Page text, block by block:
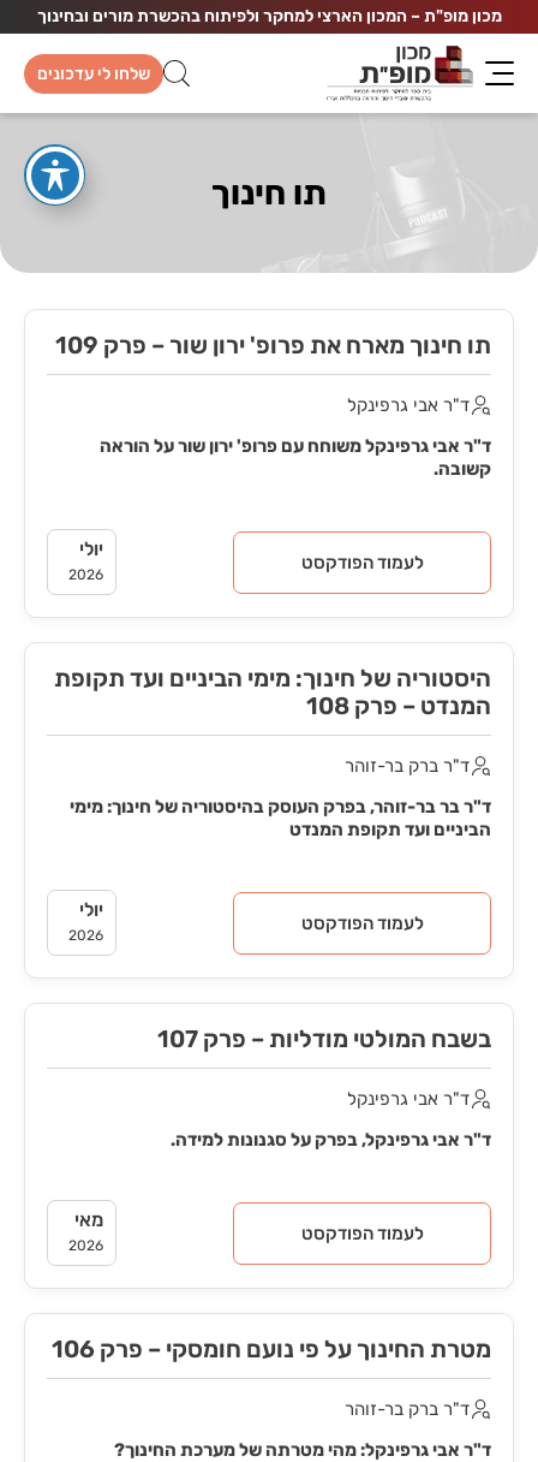
מכון מופ"ת – המכון הארצי למחקר ולפיתוח בהכשרת מורים ובחינוך
שלחו לי עדכונים
תו חינוך
תו חינוך מארח את פרופ' ירון שור – פרק 109
ד"ר אבי גרפינקל
ד"ר אבי גרפינקל משוחח עם פרופ' ירון שור על הוראה
קשובה.
לעמוד הפודקסט
יולי
2026
היסטוריה של חינוך: מימי הביניים ועד תקופת
המנדט – פרק 108
ד"ר ברק בר-זוהר
ד"ר בר בר-זוהר, בפרק העוסק בהיסטוריה של חינוך: מימי
הביניים ועד תקופת המנדט
לעמוד הפודקסט
יולי
2026
בשבח המולטי מודליות – פרק 107
ד"ר אבי גרפינקל
ד"ר אבי גרפינקל, בפרק על סגנונות למידה.
לעמוד הפודקסט
מאי
2026
מטרת החינוך על פי נועם חומסקי – פרק 106
ד"ר ברק בר-זוהר
ד"ר אבי גרפינקל: מהי מטרתה של מערכת החינוך?